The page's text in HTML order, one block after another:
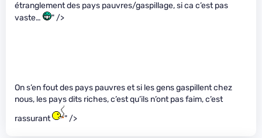
étranglement des pays pauvres/gaspillage, si ca c’est pas
vaste…
" />
On s’en fout des pays pauvres et si les gens gaspillent chez
nous, les pays dits riches, c’est qu’ils n’ont pas faim, c’est
rassurant
" />